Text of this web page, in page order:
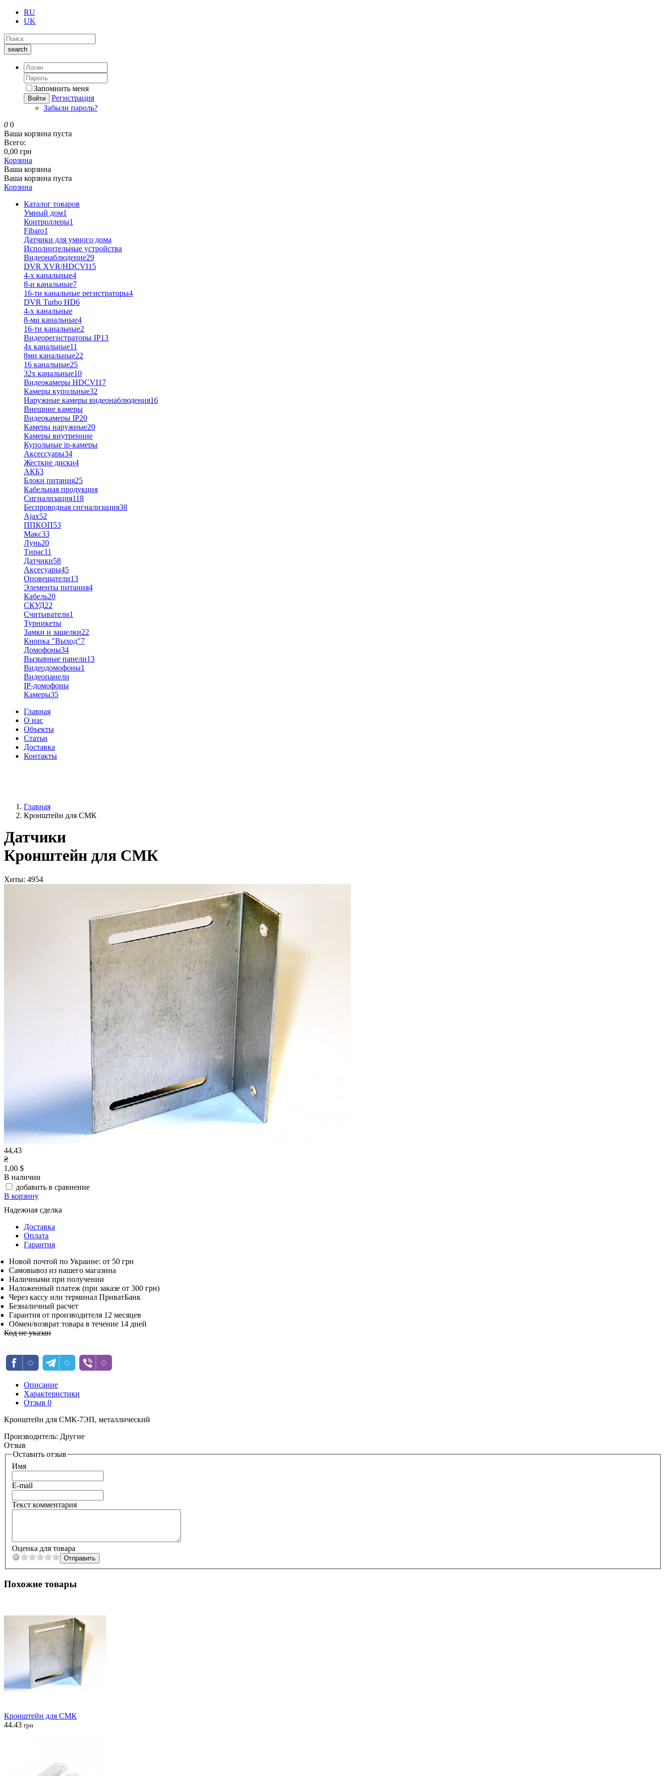
RU
UK
search
Запомнить меня
Войти
Регистрация
Забыли пароль?
0 0
Ваша корзина пуста
Всего:
0,00 грн
Корзина
Ваша корзина
Ваша корзина пуста
Корзина
Каталог товаров
Умный дом1
Контроллеры1
Fibaro1
Датчики для умного дома
Исполнительные устройства
Видеонаблюдение29
DVR XVR/HDCVI15
4-x канальные4
8-и канальные7
16-ти канальные регистраторы4
DVR Turbo HD6
4-х канальные
8-ми канальные4
16-ти канальные2
Видеорегистраторы IP13
4х канальные11
8ми канальные22
16 канальные25
32x канальные10
Видеокамеры HDCVI17
Камеры купольные32
Наружные камеры видеонаблюдения16
Внешние камеры
Видеокамеры IP20
Камеры наружные20
Камеры внутренние
Купольные ip-камеры
Аксессуары34
Жесткие диски4
АКБ3
Блоки питания25
Кабельная продукция
Сигнализация118
Беспроводная сигнализация38
Ajax52
ППКОП53
Макс33
Лунь20
Тирас11
Датчики58
Аксесуары45
Оповещатели13
Элементы питания4
Кабель20
СКУД22
Считыватели1
Турникеты
Замки и защелки22
Кнопка "Выход"7
Домофоны34
Вызывные панели13
Видеодомофоны1
Видеопанели
IP-домофоны
Камеры35
Главная
О нас
Объекты
Статьи
Доставка
Контакты
Главная
Кронштейн для СМК
Датчики
Кронштейн для СМК
Хиты: 4954
44,43
₴
1,00 $
В наличии
добавить в сравнение
В корзину
Надежная сделка
Доставка
Оплата
Гарантия
Новой почтой по Украине: от 50 грн
Самовывоз из нашего магазина
Наличными при получении
Наложенный платеж (при заказе от 300 грн)
Через кассу или терминал ПриватБанк
Безналичный расчет
Гарантия от производителя 12 месяцев
Обмен/возврат товара в течение 14 дней
Код не указан
Описание
Характеристики
Отзыв 0
Кронштейн для СМК-7ЭП, металлический
Производитель: Другие
Отзыв
Оставить отзыв
Имя
E-mail
Текст комментария
Оценка для товара
Похожие товары
Кронштейн для СМК
44.43 грн